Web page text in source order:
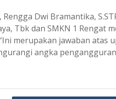
Dwi Bramantika,
Tbk dan SMKN 1 Rengat
merupakan jawaban atas
angka